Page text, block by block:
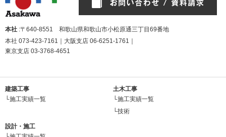
本社 :〒640-8551 和歌山県和歌山市小松原通三丁目69番地
本社 073-423-7161 ｜大阪支店 06-6251-1761
東京支店 03-3768-4651
建築工事
└施工実績一覧
土木工事
└施工実績一覧
└技術
設計・施工